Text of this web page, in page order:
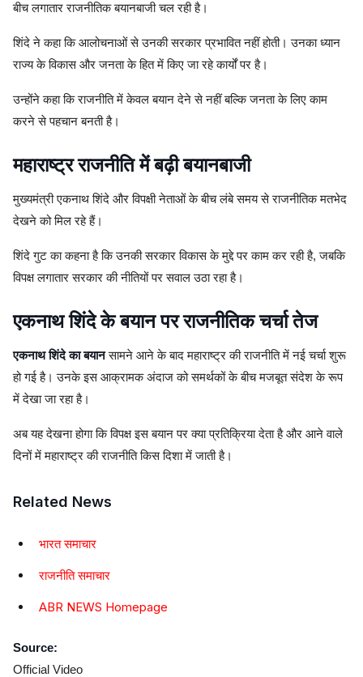
बीच लगातार राजनीतिक बयानबाजी चल रही है।
शिंदे ने कहा कि आलोचनाओं से उनकी सरकार प्रभावित नहीं होती। उनका ध्यान
राज्य के विकास और जनता के हित में किए जा रहे कार्यों पर है।
उन्होंने कहा कि राजनीति में केवल बयान देने से नहीं बल्कि जनता के लिए काम
करने से पहचान बनती है।
महाराष्ट्र राजनीति में बढ़ी बयानबाजी
मुख्यमंत्री एकनाथ शिंदे और विपक्षी नेताओं के बीच लंबे समय से राजनीतिक मतभेद
देखने को मिल रहे हैं।
शिंदे गुट का कहना है कि उनकी सरकार विकास के मुद्दे पर काम कर रही है, जबकि
विपक्ष लगातार सरकार की नीतियों पर सवाल उठा रहा है।
एकनाथ शिंदे के बयान पर राजनीतिक चर्चा तेज
एकनाथ शिंदे का बयानसामने आने के बाद महाराष्ट्र की राजनीति में नई चर्चा शुरू
हो गई है। उनके इस आक्रामक अंदाज को समर्थकों के बीच मजबूत संदेश के रूप
में देखा जा रहा है।
अब यह देखना होगा कि विपक्ष इस बयान पर क्या प्रतिक्रिया देता है और आने वाले
दिनों में महाराष्ट्र की राजनीति किस दिशा में जाती है।
Related News
भारत समाचार
राजनीति समाचार
ABR NEWS Homepage
Source:
Official Video